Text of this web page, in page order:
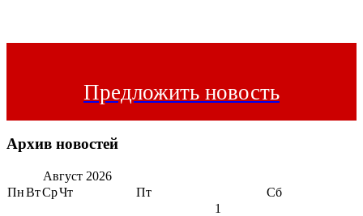
Предложить новость
Архив новостей
Август 2026
ПнВтСрЧт Пт Сб
1